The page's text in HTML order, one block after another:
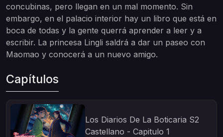
concubinas, pero llegan en un mal momento. Sin
embargo, en el palacio interior hay un libro que está en
boca de todas y la gente querrá aprender a leer y a
escribir. La princesa Lingli saldrá a dar un paseo con
Maomao y conocerá a un nuevo amigo.
Capítulos
Los Diarios De La Boticaria S2
Castellano - Capitulo 1